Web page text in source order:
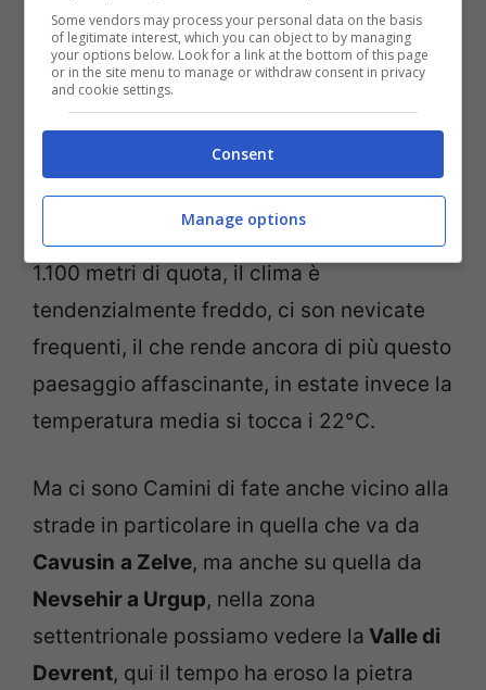
Sono collocate nellevalli di Zelve e di
Soganliche avevano delle case
sotterranee di popoli che ai tempi furono
costretti a scappare.Nevsehir
di provincia, è ritenuta la porta della
Cappadocia. La Cappadocia è collocata a
1.100 metri di quota, il clima è
tendenzialmente freddo, ci son nevicate
frequenti, il che rende ancora di più questo
paesaggio affascinante, in estate invece la
temperatura media si tocca i 22°C.
Ma ci sono Camini di fate anche vicino alla
strade in particolare in quella che va da
Cavusin a Zelve, ma anche su quella da
Nevsehir a Urgup, nella zona
settentrionale possiamo vedere la Valle di
Devrent, qui il tempo ha eroso la pietra
Some vendors may process your personal data on the basis
of legitimate interest, which you can object to by managing
your options below. Look for a link at the bottom of this page
or in the site menu to manage or withdraw consent in privacy
and cookie settings.
Consent
Manage options